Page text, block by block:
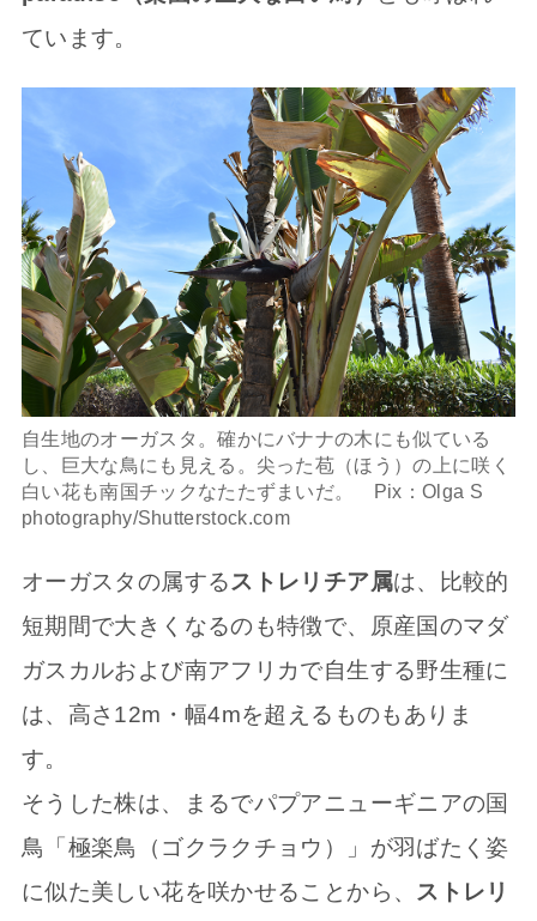
ています。
自生地のオーガスタ。確かにバナナの木にも似ている
し、巨大な鳥にも見える。尖った苞（ほう）の上に咲く
白い花も南国チックなたたずまいだ。 Pix：Olga S
photography/Shutterstock.com
オーガスタの属するストレリチア属は、比較的
短期間で大きくなるのも特徴で、原産国のマダ
ガスカルおよび南アフリカで自生する野生種に
は、高さ12m・幅4mを超えるものもありま
す。
そうした株は、まるでパプアニューギニアの国
鳥「極楽鳥（ゴクラクチョウ）」が羽ばたく姿
に似た美しい花を咲かせることから、 ストレリ